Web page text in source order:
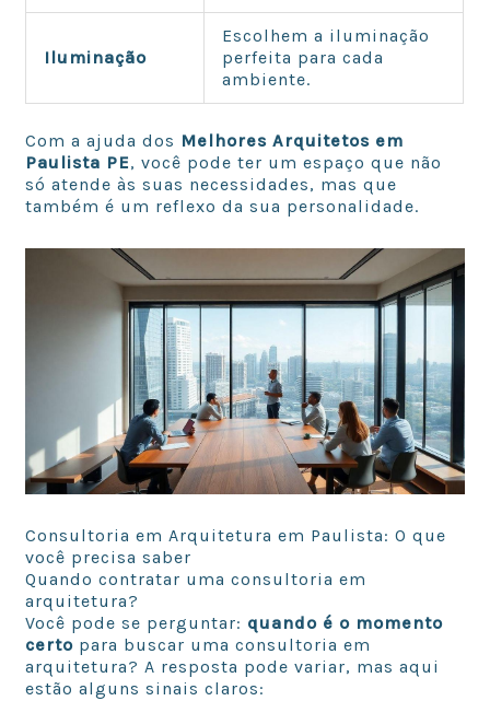
Iluminação
Escolhem a iluminação
perfeita para cada
ambiente.
Com a ajuda dos Melhores Arquitetos em
Paulista PE, você pode ter um espaço que não
só atende às suas necessidades, mas que
também é um reflexo da sua personalidade.
Consultoria em Arquitetura em Paulista: O que
você precisa saber
Quando contratar uma consultoria em
arquitetura?
Você pode se perguntar: quando é o momento
certo para buscar uma consultoria em
arquitetura? A resposta pode variar, mas aqui
estão alguns sinais claros: